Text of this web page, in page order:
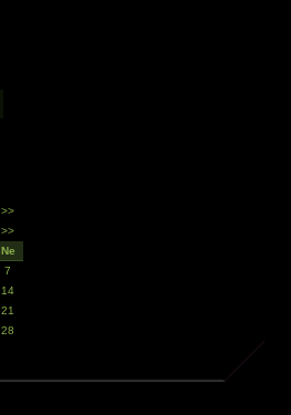
>>
>>
Ne
7
14
21
28